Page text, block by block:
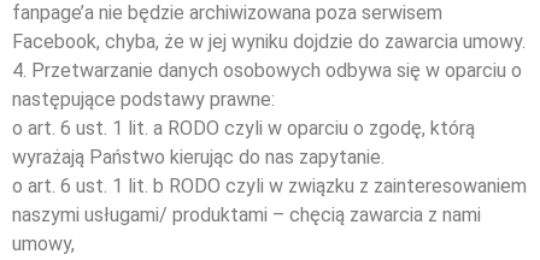
fanpage’a nie będzie archiwizowana poza serwisem
Facebook, chyba, że w jej wyniku dojdzie do zawarcia umowy.
4. Przetwarzanie danych osobowych odbywa się w oparciu o
następujące podstawy prawne:
o art. 6 ust. 1 lit. a RODO czyli w oparciu o zgodę, którą
wyrażają Państwo kierując do nas zapytanie.
o art. 6 ust. 1 lit. b RODO czyli w związku z zainteresowaniem
naszymi usługami/ produktami – chęcią zawarcia z nami
umowy,